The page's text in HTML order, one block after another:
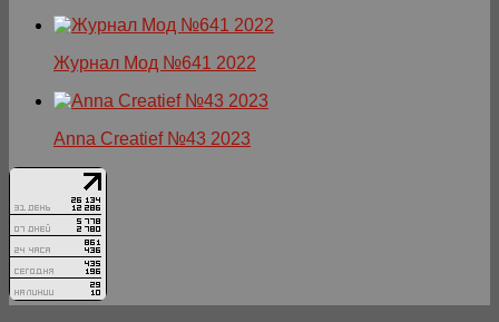
Журнал Мод №641 2022
Anna Creatief №43 2023